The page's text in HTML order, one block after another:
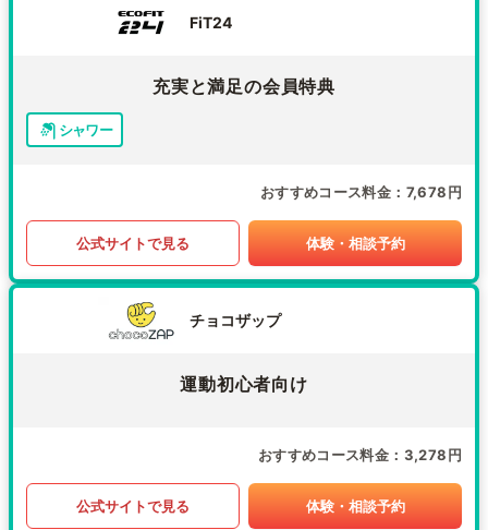
FiT24
充実と満足の会員特典
シャワー
おすすめコース料金 7,678円
公式サイトで見る 体験・相談予約
チョコザップ
運動初心者向け
おすすめコース料金 3,278円
公式サイトで見る 体験・相談予約